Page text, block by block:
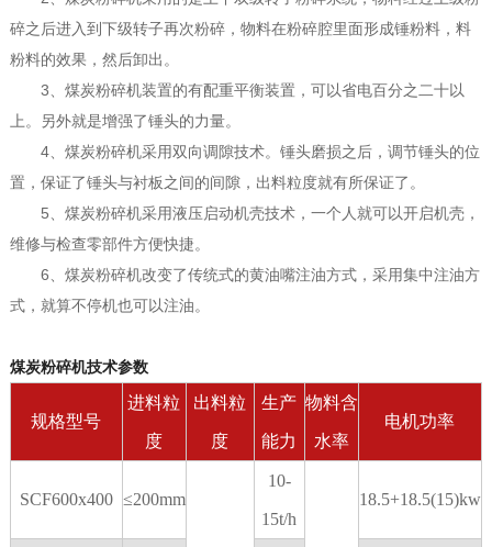
碎之后进入到下级转子再次粉碎，物料在粉碎腔里面形成锤粉料，料
粉料的效果，然后卸出。
3、煤炭粉碎机装置的有配重平衡装置，可以省电百分之二十以
上。另外就是增强了锤头的力量。
4、煤炭粉碎机采用双向调隙技术。锤头磨损之后，调节锤头的位
置，保证了锤头与衬板之间的间隙，出料粒度就有所保证了。
5、煤炭粉碎机采用液压启动机壳技术，一个人就可以开启机壳，
维修与检查零部件方便快捷。
6、煤炭粉碎机改变了传统式的黄油嘴注油方式，采用集中注油方
式，就算不停机也可以注油。
煤炭粉碎机技术参数
规格型号
进料粒
度
出料粒
度
生产
能力
物料含
水率
电机功率
SCF600x400 ≤200mm
10-
15t/h
18.5+18.5(15)kw